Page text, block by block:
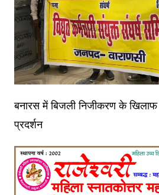
बनारस में बिजली निजीकरण के खिलाफ
प्रदर्शन